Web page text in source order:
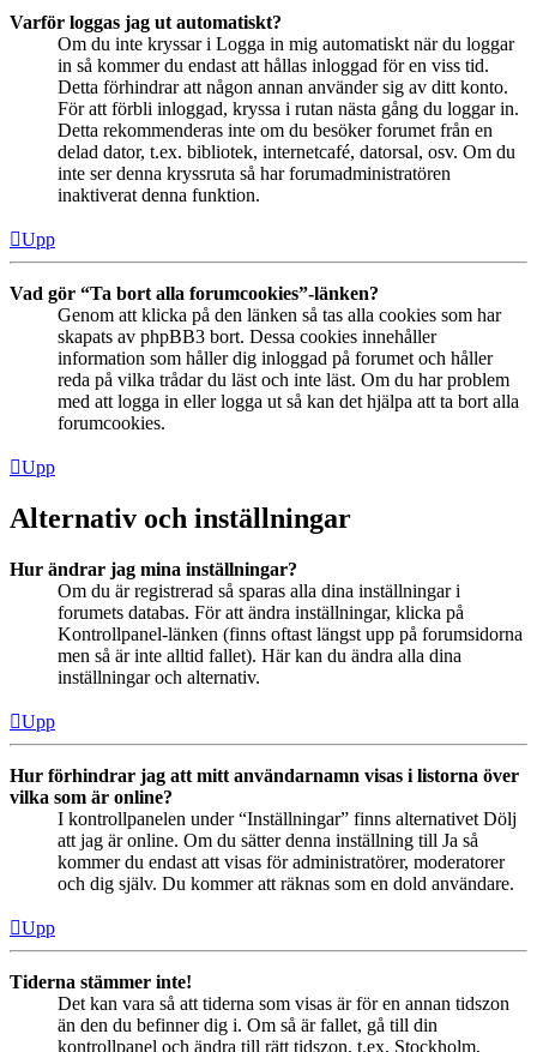
Varför loggas jag ut automatiskt?
Om du inte kryssar i Logga in mig automatiskt när du loggar
in så kommer du endast att hållas inloggad för en viss tid.
Detta förhindrar att någon annan använder sig av ditt konto.
För att förbli inloggad, kryssa i rutan nästa gång du loggar in.
Detta rekommenderas inte om du besöker forumet från en
delad dator, t.ex. bibliotek, internetcafé, datorsal, osv. Om du
inte ser denna kryssruta så har forumadministratören
inaktiverat denna funktion.
Upp
Vad gör “Ta bort alla forumcookies”-länken?
Genom att klicka på den länken så tas alla cookies som har
skapats av phpBB3 bort. Dessa cookies innehåller
information som håller dig inloggad på forumet och håller
reda på vilka trådar du läst och inte läst. Om du har problem
med att logga in eller logga ut så kan det hjälpa att ta bort alla
forumcookies.
Upp
Alternativ och inställningar
Hur ändrar jag mina inställningar?
Om du är registrerad så sparas alla dina inställningar i
forumets databas. För att ändra inställningar, klicka på
Kontrollpanel-länken (finns oftast längst upp på forumsidorna
men så är inte alltid fallet). Här kan du ändra alla dina
inställningar och alternativ.
Upp
Hur förhindrar jag att mitt användarnamn visas i listorna över
vilka som är online?
I kontrollpanelen under “Inställningar” finns alternativet Dölj
att jag är online. Om du sätter denna inställning till Ja så
kommer du endast att visas för administratörer, moderatorer
och dig själv. Du kommer att räknas som en dold användare.
Upp
Tiderna stämmer inte!
Det kan vara så att tiderna som visas är för en annan tidszon
än den du befinner dig i. Om så är fallet, gå till din
kontrollpanel och ändra till rätt tidszon, t.ex. Stockholm,